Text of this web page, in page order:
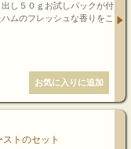
し５０ｇお試しパックが付
ムのフレッシュな香りをこ
トのセット